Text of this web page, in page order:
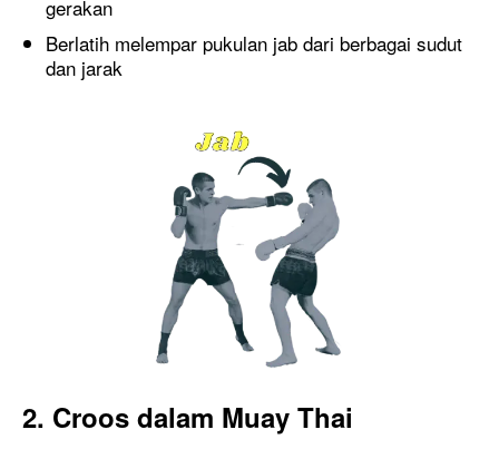
gerakan
Berlatih melempar pukulan jab dari berbagai sudut
dan jarak
2. Croos dalam Muay Thai